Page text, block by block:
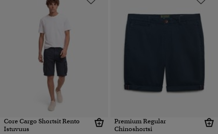
Core Cargo Shortsit Rento
Istuvuus
Premium Regular
Chinoshortsi